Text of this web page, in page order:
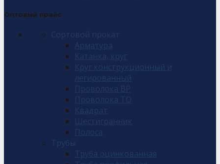
Оптовый прайс
Сортовой прокат
Арматура
Катанка, круг
Круг конструкционный и
легированный
Проволока ВР
Проволока ТО
Квадрат
Шестигранник
Полоса
Трубы
Труба оцинкованная